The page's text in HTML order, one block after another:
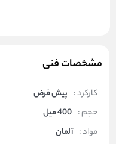
مشخصات فنی
کارکرد : پیش فرض
حجم : 400 میل
مواد : آلمان